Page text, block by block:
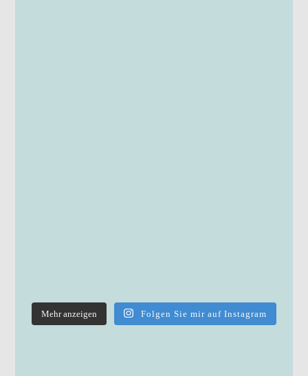
Mehr anzeigen Folgen Sie mir auf Instagram